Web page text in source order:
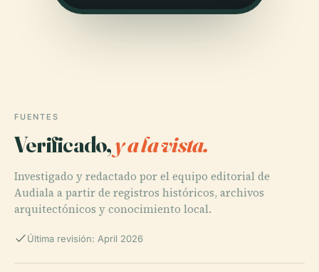
FUENTES
Verificado,y a la vista.
Investigado y redactado por el equipo editorial de
Audiala a partir de registros históricos, archivos
arquitectónicos y conocimiento local.
Última revisión: April 2026